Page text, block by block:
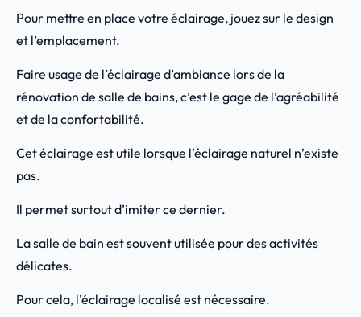
Pour mettre en place votre éclairage, jouez sur le design
et l’emplacement.
Faire usage de l’éclairage d’ambiance lors de la
rénovation de salle de bains, c’est le gage de l’agréabilité
et de la confortabilité.
Cet éclairage est utile lorsque l’éclairage naturel n’existe
pas.
Il permet surtout d’imiter ce dernier.
La salle de bain est souvent utilisée pour des activités
délicates.
Pour cela, l’éclairage localisé est nécessaire.